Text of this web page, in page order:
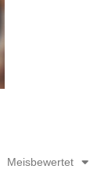
Meisbewertet